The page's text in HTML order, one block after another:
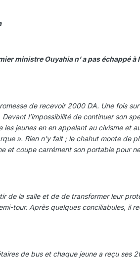
ministre Ouyahia n’ a pas échappé
de recevoir 2000 DA. Une fois
l’impossibilité de continuer son
jeunes en en appelant au civisme et
». Rien n’y fait ; le chahut monte de
et coupe carrément son portable pour
de la salle et de de transformer leur
tour. Après quelques conciliabules, il
de bus et chaque jeune a reçu ses